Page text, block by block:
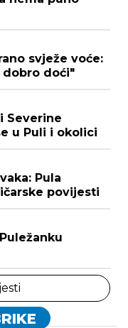
svježe voće:
dobro doći"
Severine
u Puli i okolici
Pula
povijesti